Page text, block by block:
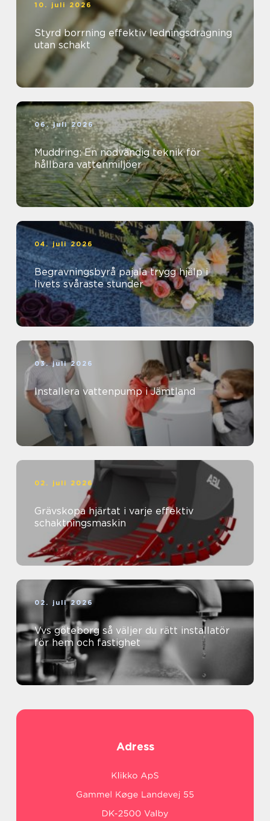
10. juli 2026
Styrd borrning effektiv ledningsdragning
utan schakt
06. juli 2026
Muddring: En nödvändig teknik för
hållbara vattenmiljöer
04. juli 2026
Begravningsbyrå pajala trygg hjälp i
livets svåraste stunder
03. juli 2026
Installera vattenpump i Jämtland
02. juli 2026
Grävskopa hjärtat i varje effektiv
schaktningsmaskin
02. juli 2026
Vvs göteborg så väljer du rätt installatör
för hem och fastighet
Adress